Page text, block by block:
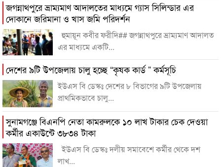
জগন্নাথপুরে ভ্রাম্যমাণ আদালতের মাধ্যমে গ্যাস সিলিন্ডার এর
দোকানে জরিমানা ও খাস জমি পরিদর্শন
হুমায়ূন কবীর ফরীদি## জগন্নাথপুরে ভ্রাম্যমাণ আদালত
এর মাধ্যমে একটি...
দেশের ৯টি উপজেলায় চালু হচ্ছে “কৃষক কার্ড ” কর্মসূচি
ইউএস বি ডেস্কঃ দেশের ৮ বিভাগের ৯টি উপজেলায়
প্রাথমিকভাবে চালু...
সুনামগঞ্জে বিএনপি নেতা কামরুলকে ১০ লাখ টাকার চেক দেওয়া
কর্মীর একাউন্টে ৩৮৩৪ টাকা
ইউএস বি ডেস্কঃ দলীয় সমাবেশে কর্মীর থেকে দশ
লাখ...